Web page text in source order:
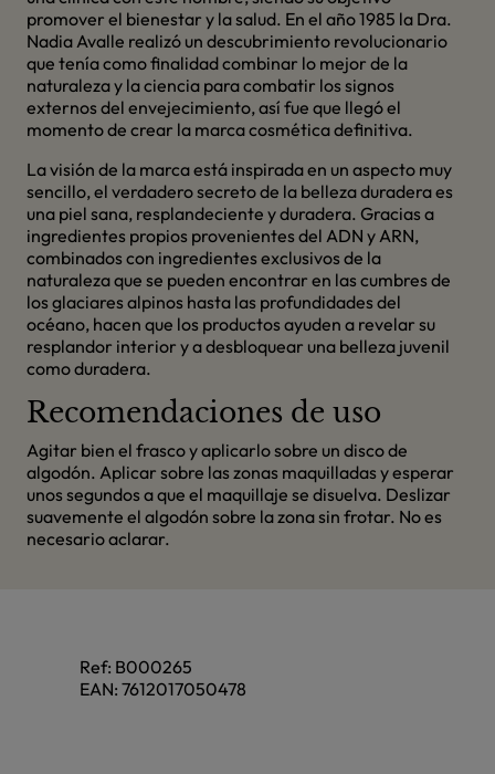
promover el bienestar y la salud. En el año 1985 la Dra.
Nadia Avalle realizó un descubrimiento revolucionario
que tenía como finalidad combinar lo mejor de la
naturaleza y la ciencia para combatir los signos
externos del envejecimiento, así fue que llegó el
momento de crear la marca cosmética definitiva.
La visión de la marca está inspirada en un aspecto muy
sencillo, el verdadero secreto de la belleza duradera es
una piel sana, resplandeciente y duradera. Gracias a
ingredientes propios provenientes del ADN y ARN,
combinados con ingredientes exclusivos de la
naturaleza que se pueden encontrar en las cumbres de
los glaciares alpinos hasta las profundidades del
océano, hacen que los productos ayuden a revelar su
resplandor interior y a desbloquear una belleza juvenil
como duradera.
Recomendaciones de uso
Agitar bien el frasco y aplicarlo sobre un disco de
algodón. Aplicar sobre las zonas maquilladas y esperar
unos segundos a que el maquillaje se disuelva. Deslizar
suavemente el algodón sobre la zona sin frotar. No es
necesario aclarar.
Ref: B000265
EAN: 7612017050478